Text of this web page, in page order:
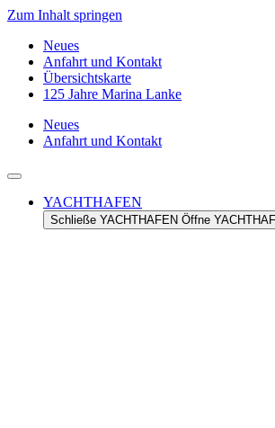
Zum Inhalt springen
Neues
Anfahrt und Kontakt
Übersichtskarte
125 Jahre Marina Lanke
Neues
Anfahrt und Kontakt
YACHTHAFEN
Schließe YACHTHAFEN Öffne